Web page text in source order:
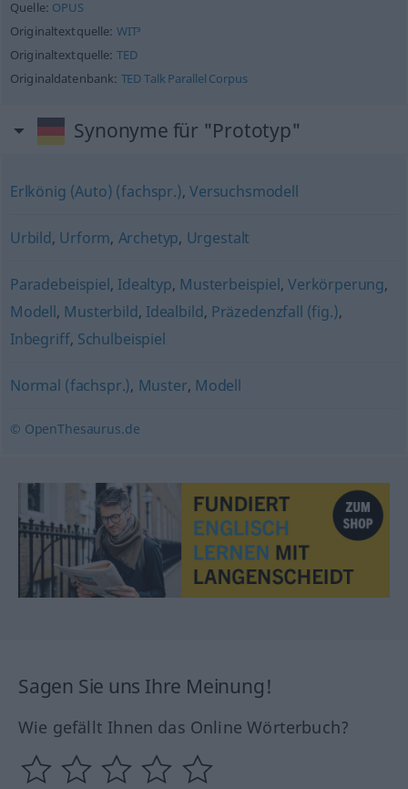
Quelle: OPUS
Originaltextquelle: WIT³
Originaltextquelle: TED
Originaldatenbank: TED Talk Parallel Corpus
Synonyme für "Prototyp"
Erlkönig (Auto) (fachspr.),Versuchsmodell
Urbild, Urform, Archetyp, Urgestalt
Paradebeispiel, Idealtyp, Musterbeispiel,Verkörperung,
Modell, Musterbild, Idealbild, Präzedenzfall (fig.),
Inbegriff, Schulbeispiel
Normal (fachspr.), Muster, Modell
© OpenThesaurus.de
Sagen Sie uns Ihre Meinung!
Wie gefällt Ihnen das Online Wörterbuch?